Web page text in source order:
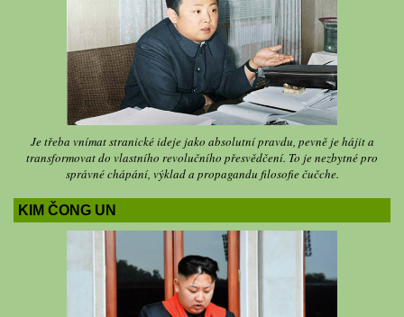
Je třeba vnímat stranické ideje jako absolutní pravdu, pevně je hájit a
transformovat do vlastního revolučního přesvědčení. To je nezbytné pro
správné chápání, výklad a propagandu filosofie čučche.
KIM ČONG UN